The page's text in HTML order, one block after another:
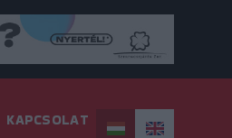
KAPCSOLAT